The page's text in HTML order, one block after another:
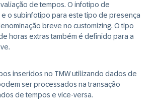
de tempos. O infotipo de
o subinfotipo para este tipo de presença
breve no customizing. O tipo
horas extras também é definido para a
inseridos no TMW utilizando dados de
ser processados na transação
de tempos e vice-versa.